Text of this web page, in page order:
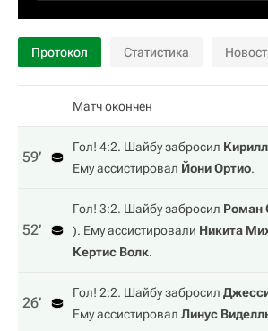
Протокол Статистика
Матч окончен
59‎’‎
Гол! 4:2. Шайбу забросил
Ему ассистировал Йони Ортио.
52‎’‎
Гол! 3:2. Шайбу забросил Роман
). Ему ассистировали Никита
Кертис Волк.
26‎’‎
Гол! 2:2. Шайбу забросил
Ему ассистировал Линус